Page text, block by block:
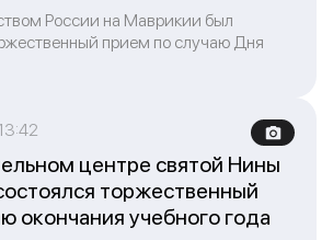
России на Маврикии был
прием по случаю Дня
центре святой Нины
торжественный
окончания учебного года